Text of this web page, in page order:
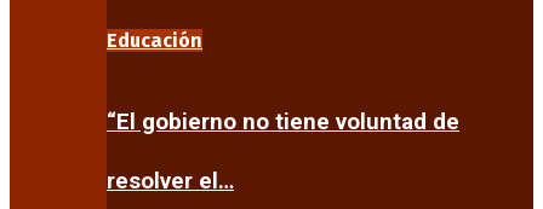
Educación
“El gobierno no tiene voluntad de
resolver el…